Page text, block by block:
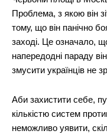
Проблема, з якою він
тому, що він панічно
заході. Це означало,
напередодні параду
змусити українців не
Аби захистити себе,
кількістю систем
неможливо уявити,